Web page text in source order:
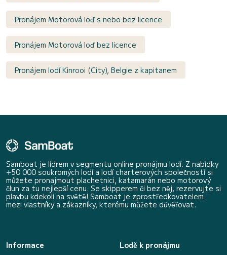
Pronájem Motorová loď s nebo bez licence
Pronájem Motorová loď bez licence
Pronájem lodí Kinrooi (City), Belgie z kapitanem
Samboat je lídrem v segmentu online pronájmu lodí. Z nabídky
+50 000 soukromých lodí a lodí charterových společností si
můžete pronajmout plachetnici, katamarán nebo motorový
člun za tu nejlepší cenu. Se skipperem či bez něj, rezervujte si
plavbu kdekoli na světě! Samboat je zprostředkovatelem
mezi vlastníky a zákazníky, kterému můžete důvěřovat.
Informace
Lodě k pronájmu